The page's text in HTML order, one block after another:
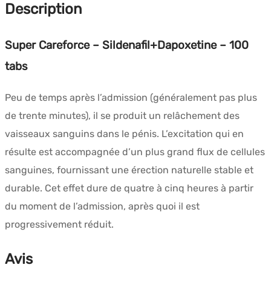
Description
Super Careforce – Sildenafil+Dapoxetine – 100
tabs
Peu de temps après l’admission (généralement pas plus
de trente minutes), il se produit un relâchement des
vaisseaux sanguins dans le pénis. L’excitation qui en
résulte est accompagnée d’un plus grand flux de cellules
sanguines, fournissant une érection naturelle stable et
durable. Cet effet dure de quatre à cinq heures à partir
du moment de l’admission, après quoi il est
progressivement réduit.
Avis